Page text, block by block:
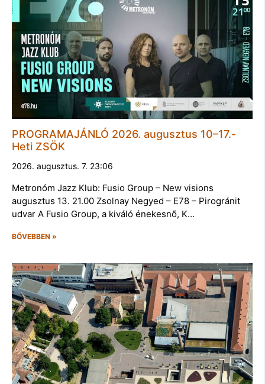
PROGRAMAJÁNLÓ 2026. augusztus 10–17.-
Heti ZSÖK
2026. augusztus. 7. 23:06
Metronóm Jazz Klub: Fusio Group – New visions
augusztus 13. 21.00 Zsolnay Negyed – E78 – Pirogránit
udvar A Fusio Group, a kiváló énekesnő, K…
BŐVEBBEN »